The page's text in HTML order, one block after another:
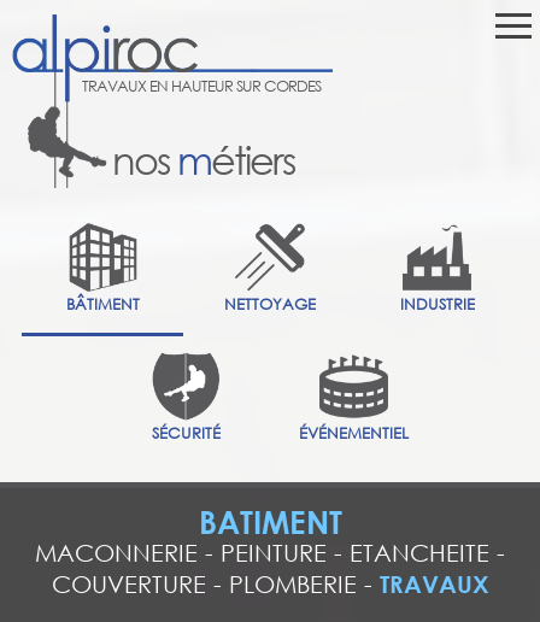
TRAVAUX EN HAUTEUR SUR CORDES
nos métiers
BÂTIMENT NETTOYAGE INDUSTRIE
SÉCURITÉ ÉVÉNEMENTIEL
BATIMENT
MACONNERIE - PEINTURE - ETANCHEITE -
COUVERTURE - PLOMBERIE - TRAVAUX